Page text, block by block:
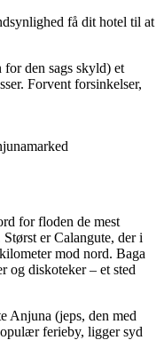
få dit hotel til at
den sags skyld) et
Forvent forsinkelser,
for floden de mest
er Calangute, der i
mod nord. Baga
og diskoteker – et sted
Anjuna (jeps, den med
ferieby, ligger syd